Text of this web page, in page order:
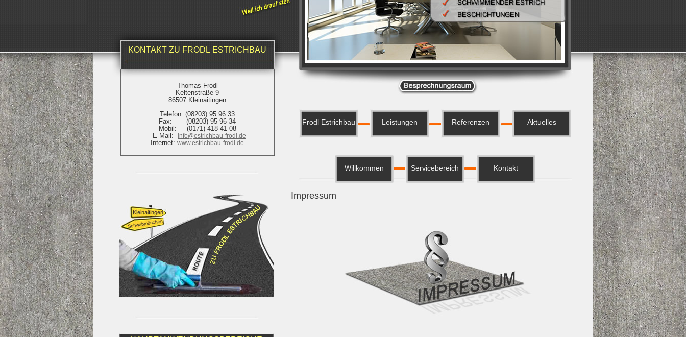
KONTAKT ZU FRODL ESTRICHBAU
Thomas Frodl
Keltenstraße 9
86507 Kleinaitingen
Telefon: (08203) 95 96 33
Fax: (08203) 95 96 34
Mobil: (0171) 418 41 08
E-Mail: info@estrichbau-frodl.de
Internet: www.estrichbau-frodl.de
Frodl Estrichbau Leistungen Referenzen Aktuelles
Willkommen Servicebereich Kontakt
Impressum